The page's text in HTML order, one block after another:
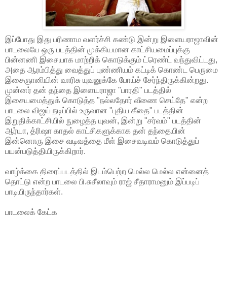
இப்போது இது பரிணாம வளர்ச்சி கண்டு இன்று இளையராஜாவின்
பாடலையே ஒரு படத்தின் முக்கியமான காட்சியமைப்புக்கு
பின்னணி இசையாக மாற்றிக் கொடுக்கும் ட்ரெண்ட் வந்துவிட்டது,
அதை ஆரம்பித்து வைத்துப் புண்ணியம் கட்டிக் கொண்ட பெருமை
இசைஞானியின் வாரிசு யுவனுக்கே போய்ச் சேர்ந்திருக்கின்றது.
முன்னர் தன் தந்தை இளையராஜா "பாரதி" படத்தில்
இசையமைத்துக் கொடுத்த "நல்லதோர் வீணை செய்தே" என்ற
பாடலை விஜய் நடிப்பில் உருவான "புதிய கீதை" படத்தின்
இறுதிக்காட்சியில் நுழைத்த யுவன், இன்று "சர்வம்" படத்தின்
ஆர்யா, த்ரிஷா காதல் காட்சிகளுக்காக தன் தந்தையின்
இன்னொரு இசை வடிவத்தை மீள் இசைவடிவம் கொடுத்துப்
பயன்படுத்தியிருக்கிறார்.
வாழ்க்கை திரைப்படத்தில் இடம்பெற்ற மெல்ல மெல்ல என்னைத்
தொட்டு என்ற பாடலை பி.சுசீலாவும் ராஜ் சீதாராமனும் இப்படிப்
பாடியிருந்தார்கள்.
பாடலைக் கேட்க